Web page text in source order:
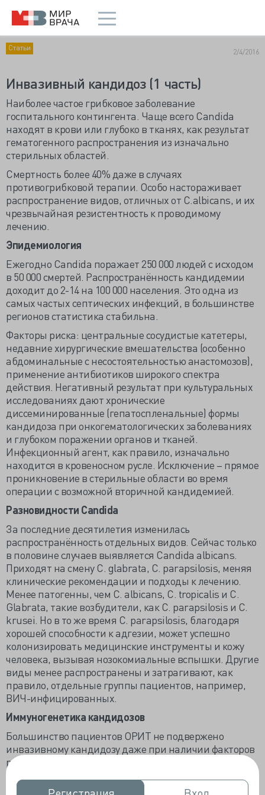
Статьи 2/4/2016
Инвазивный кандидоз (1 часть)
Наиболее частое грибковое заболевание
госпитального контингента. Чаще всего Candida
находят в крови или глубоко в тканях, как результат
гематогенного распространения из изначально
стерильных областей.
Смертность более 40% даже в случаях
противогрибковой терапии. Особо настораживает
распространение видов, отличных от С.albicans, и их
чрезвычайная резистентность к проводимому
лечению.
Эпидемиология
Ежегодно Candida поражает 250 000 людей с исходом
в 50 000 смертей. Распространённость кандидемии
доходит до 2-14 на 100 000 населения. Это одна из
самых частых септических инфекций, в большинстве
регионов статистика стабильна.
Факторы риска: центральные сосудистые катетеры,
недавние хирургические вмешательства (особенно
абдоминальные с несостоятельностью анастомозов),
применение антибиотиков широкого спектра
действия. Негативный результат при культуральных
исследованиях дают хронические
диссеминированные (гепатоспленальные) формы
кандидоза при онкогематологических заболеваниях
и глубоком поражении органов и тканей.
Инфекционный агент, как правило, изначально
находится в кровеносном русле. Исключение – прямое
проникновение в стерильные области во время
операции с возможной вторичной кандидемией.
Разновидности Candida
За последние десятилетия изменилась
распространённость отдельных видов. Сейчас только
в половине случаев выявляется Candida albicans.
Приходят на смену C. glabrata, C. parapsilosis, меняя
клинические рекомендации и подходы к лечению.
Менее патогенны, чем C. albicans, C. tropicalis и C.
Glabrata, такие возбудители, как C. parapsilosis и C.
krusei. Но в то же время C. parapsilosis, благодаря
хорошей способности к адгезии, может успешно
колонизировать медицинские инструменты и кожу
человека, вызывая нозокомиальные вспышки. Другие
виды менее распространены и затрагивают, как
правило, отдельные группы пациентов, например,
ВИЧ-инфицированных.
Иммуногенетика кандидозов
Большинство пациентов ОРИТ не подвержено
инвазивному кандидозу даже при наличии факторов
риска. Это заставляет думать о генетической
предрасположенности к невосприимчивости, что
было подтверждено в клинических исследованиях,